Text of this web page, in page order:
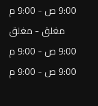
9:00 ص - 9:00 م
مغلق - مغلق
9:00 ص - 9:00 م
9:00 ص - 9:00 م